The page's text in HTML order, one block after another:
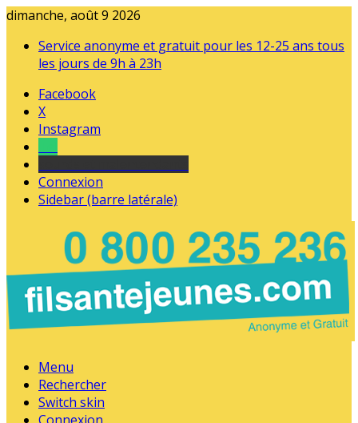
dimanche, août 9 2026
Service anonyme et gratuit pour les 12-25 ans tous
les jours de 9h à 23h
Facebook
X
Instagram
Connexion
Sidebar (barre latérale)
Menu
Rechercher
Switch skin